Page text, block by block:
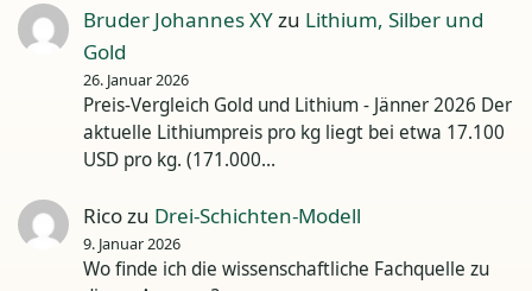
Bruder Johannes XYzu Lithium, Silber und
Gold
26. Januar 2026
Preis-Vergleich Gold und Lithium - Jänner 2026 Der
aktuelle Lithiumpreis pro kg liegt bei etwa 17.100
USD pro kg. (171.000…
Ricozu Drei-Schichten-Modell
9. Januar 2026
Wo finde ich die wissenschaftliche Fachquelle zu